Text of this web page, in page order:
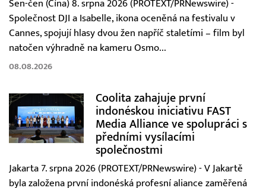
Šen-čen (Čína) 8. srpna 2026 (PROTEXT/PRNewswire) -
Společnost DJI a Isabelle, ikona oceněná na festivalu v
Cannes, spojují hlasy dvou žen napříč staletími – film byl
natočen výhradně na kameru Osmo...
08.08.2026
Coolita zahajuje první
indonéskou iniciativu FAST
Media Alliance ve spolupráci s
předními vysílacími
společnostmi
Jakarta 7. srpna 2026 (PROTEXT/PRNewswire) - V Jakartě
byla založena první indonéská profesní aliance zaměřená